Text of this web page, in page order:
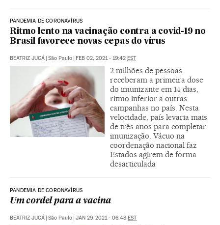
PANDEMIA DE CORONAVÍRUS
Ritmo lento na vacinação contra a covid-19 no
Brasil favorece novas cepas do vírus
BEATRIZ JUCÁ | São Paulo | FEB 02, 2021 - 19:42 EST
2 milhões de pessoas
receberam a primeira dose
do imunizante em 14 dias,
ritmo inferior a outras
campanhas no país. Nesta
velocidade, país levaria mais
de três anos para completar
imunização. Vácuo na
coordenação nacional faz
Estados agirem de forma
desarticulada
PANDEMIA DE CORONAVÍRUS
Um cordel para a vacina
BEATRIZ JUCÁ | São Paulo | JAN 29, 2021 - 06:48 EST